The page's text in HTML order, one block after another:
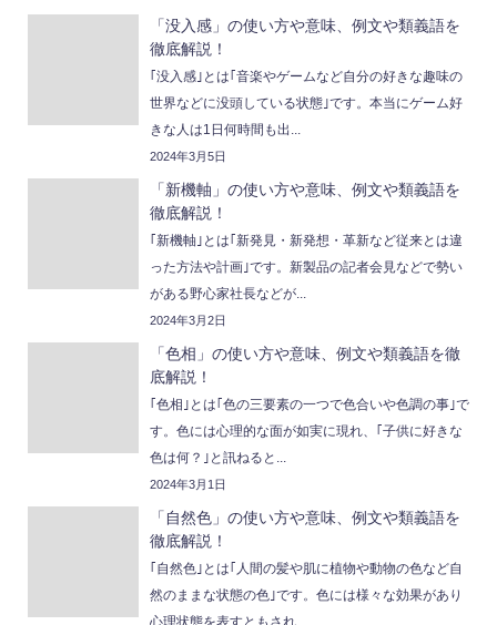
「没入感」の使い方や意味、例文や類義語を
徹底解説！
｢没入感｣とは｢音楽やゲームなど自分の好きな趣味の
世界などに没頭している状態｣です。本当にゲーム好
きな人は1日何時間も出...
2024年3月5日
「新機軸」の使い方や意味、例文や類義語を
徹底解説！
｢新機軸｣とは｢新発見・新発想・革新など従来とは違
った方法や計画｣です。新製品の記者会見などで勢い
がある野心家社長などが...
2024年3月2日
「色相」の使い方や意味、例文や類義語を徹
底解説！
｢色相｣とは｢色の三要素の一つで色合いや色調の事｣で
す。色には心理的な面が如実に現れ、｢子供に好きな
色は何？｣と訊ねると...
2024年3月1日
「自然色」の使い方や意味、例文や類義語を
徹底解説！
｢自然色｣とは｢人間の髪や肌に植物や動物の色など自
然のままな状態の色｣です。色には様々な効果があり
心理状態を表すともされ...